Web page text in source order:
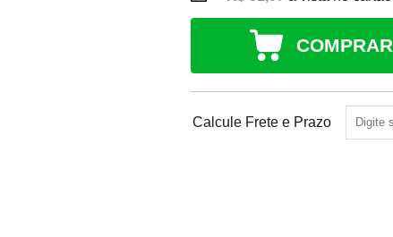
COMPRAR
Calcule Frete e Prazo